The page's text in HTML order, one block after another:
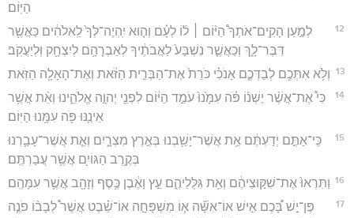
הַיּֽוֹם׃
12
לְמַ֣עַן הָקִֽים־אֹתְךָ֩ הַיּ֨וֹם ׀ ל֜וֹ לְעָ֗ם וְה֤וּא יִֽהְיֶה־לְּךָ֙ לֵֽאלֹהִ֔ים כַּאֲשֶׁ֖ר
דִּבֶּר־לָ֑ךְ וְכַאֲשֶׁ֤ר נִשְׁבַּע֙ לַאֲבֹתֶ֔יךָ לְאַבְרָהָ֥ם לְיִצְחָ֖ק וּֽלְיַעֲקֹֽב׃
13 וְלֹ֥א אִתְּכֶ֖ם לְבַדְּכֶ֑ם אָנֹכִ֗י כֹּרֵת֙ אֶת־הַבְּרִ֣ית הַזֹּ֔את וְאֶת־הָאָלָ֖ה הַזֹּֽאת׃
14
כִּי֩ אֶת־אֲשֶׁ֨ר יֶשְׁנ֜וֹ פֹּ֗ה עִמָּ֙נוּ֙ עֹמֵ֣ד הַיּ֔וֹם לִפְנֵ֖י יְהוָ֣ה אֱלֹהֵ֑ינוּ וְאֵ֨ת אֲשֶׁ֥ר
אֵינֶ֛נּוּ פֹּ֖ה עִמָּ֥נוּ הַיּֽוֹם׃
15
כִּֽי־אַתֶּ֣ם יְדַעְתֶּ֔ם אֵ֥ת אֲשֶׁר־יָשַׁ֖בְנוּ בְּאֶ֣רֶץ מִצְרָ֑יִם וְאֵ֧ת אֲשֶׁר־עָבַ֛רְנוּ
בְּקֶ֥רֶב הַגּוֹיִ֖ם אֲשֶׁ֥ר עֲבַרְתֶּֽם׃
16 וַתִּרְאוּ֙ אֶת־שִׁקּ֣וּצֵיהֶ֔ם וְאֵ֖ת גִּלֻּלֵיהֶ֑ם עֵ֣ץ וָאֶ֔בֶן כֶּ֥סֶף וְזָהָ֖ב אֲשֶׁ֥ר עִמָּהֶֽם׃
17
פֶּן־יֵ֣שׁ בָּ֠כֶם אִ֣ישׁ אוֹ־אִשָּׁ֞ה א֧וֹ מִשְׁפָּחָ֣ה אוֹ־שֵׁ֗בֶט אֲשֶׁר֩ לְבָב֨וֹ פֹנֶ֤ה